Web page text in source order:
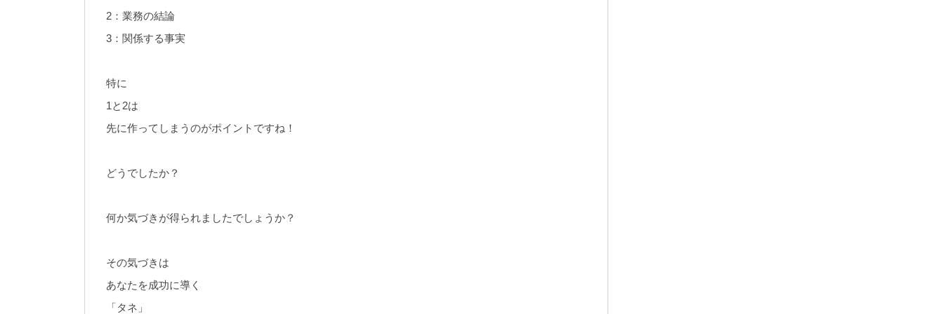
2：業務の結論
3：関係する事実
特に
1と2は
先に作ってしまうのがポイントですね！
どうでしたか？
何か気づきが得られましたでしょうか？
その気づきは
あなたを成功に導く
「タネ」